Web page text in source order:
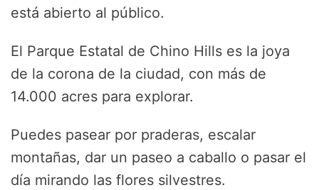
está abierto al público.
El Parque Estatal de Chino Hills es la joya
de la corona de la ciudad, con más de
14.000 acres para explorar.
Puedes pasear por praderas, escalar
montañas, dar un paseo a caballo o pasar el
día mirando las flores silvestres.